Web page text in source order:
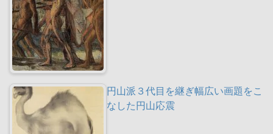
円山派３代目を継ぎ幅広い画題をこ
なした円山応震